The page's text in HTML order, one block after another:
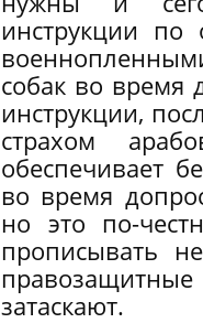
инструкции
собак во время
инструкции,
страхом
обеспечивает
во время
но это по-
прописывать
затаскают.